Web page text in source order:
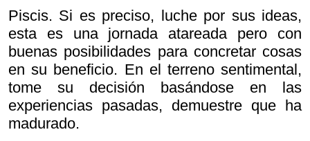
Piscis. Si es preciso, luche por sus ideas,
esta es una jornada atareada pero con
buenas posibilidades para concretar cosas
en su beneficio. En el terreno sentimental,
tome su decisión basándose en las
experiencias pasadas, demuestre que ha
madurado.